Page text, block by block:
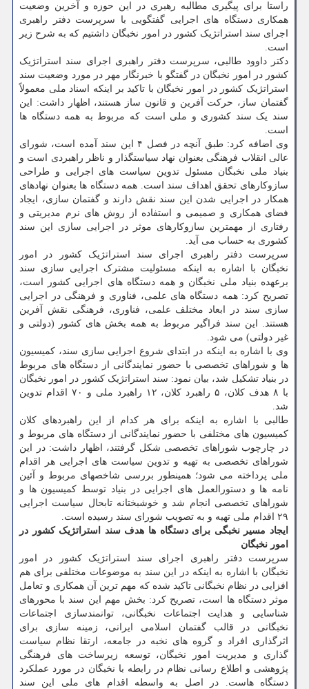
راستا برای پیگیری مطالبه رهبری در این حوزه و آخرین وضعیت
همکاری دستگاه های اجرایی گفتگویی با سرپرست دفتر راهبری
اجرای سند استراتژیک کشور در امور نخبگان داشتیم که به شرح زیر
است.
دکتر داوود طالبی، سرپرست دفتر راهبری اجرای سند استراتژیک
کشور در امور نخبگان در گفتگو با خبرنگار مهر در مورد وضعیت سند
استراتژیک کشور در امور نخبگان با تاکید بر اینکه اسناد ملی معمولاً
گفتمان ساز، حرکت آفرین و قانون ساز هستند، اظهار داشت: این
سند یک سند کشوری و ملی است که مربوط به همه دستگاه ها
است.
وی اضافه کرد: طبق آنچه در فصل ۴ این سند آمده است، شورای
عالی انقلاب فرهنگی بعنوان نهاد سیاستگذار و ناظر راهبردی است و
بنیاد ملی نخبگان مسئول تدوین سیاست های اجرایی و طراحی
سازوکارهای تحقق اهداف سند است. همه دستگاه ها بعنوان نهادهای
همکار در اجرایی شدن این سند نقش دارند و گفتمان سازی، ایجاد
فضای همکاری و صمیمی و استفاده از روش های نرم مدیریتی و
رفتاری از مهمترین سازوکارهای موثر در اجرایی سازی این سند
کشوری به حساب می آید.
سرپرست دفتر راهبری اجرای سند استراتژیک کشور در امور
نخبگان با اشاره به اینکه مسئولیت مشترک اجرایی سازی سند
برعهده بنیاد ملی نخبگان و همه دستگاه های اجرایی کشور است،
تصریح کرد: همه دستگاه های علمی، فناوری و فرهنگی در اجرایی
سازی سند در ابعاد مختلف علمی، فناوری، فرهنگی نقش آفرین
هستند. این سند فراگیر مربوط به همه بخش های کشور (دولتی و
غیر دولتی) می شود.
وی با اشاره به اینکه در ابتدای شروع اجرایی سازی سند، کمیسیون
ها و شوراهای تخصصی با حضور نمایندگانی از دستگاه های مربوط
در بنیاد تشکیل شد، بیان نمود: سند استراتژیک کشور در امور نخبگان
با ۸ هدف کلان، ۵ راهبرد کلان، ۱۲ راهبرد ملی و ۷۰ اقدام تدوین
شد.
طالبی با اشاره به اینکه برای هر کدام از این راهبردهای کلان
کمیسیون های مختلفی با حضور نمایندگانی از دستگاه های مربوط و
در چارچوب شوراهای تخصصی شکل گرفتند، اظهار داشت: در این
شوراهای تخصصی به تهیه و تدوین سیاست های اجرایی هر اقدام
ملی پرداخته می شود؛ همینطور بررسی شاخصهای مربوط و آئین
نامه ها و دستورالعمل های اجرایی در بنیاد توسط کمیسیون ها و
شوراهای تخصصی انجام شد و خوشبختانه تابحال سیاست اجرایی
۲۹ اقدام ملی تهیه و به تصویب شورای سند رسیده است.
ایجاد مسیر نخبگی برای دستگاه ها هدف سند استراتژیک کشور در
امور نخبگان
سرپرست دفتر راهبری اجرای سند استراتژیک کشور در امور
نخبگان با اشاره به اینکه در این سند به موضوعات مختلفی برای هم
افزایی در نظام نخبگانی تاکید شده که مهم ترین آن همکاری و تعامل
موثر دستگاه ها است، تصریح کرد: بخش مهم این سند با محورهای
شناسایی و هدایت اجتماعات نخبگانی، توانمندسازی اجتماعات
نخبگانی در قالب گفتمان اسلامی ایرانی، زمینه سازی برای
اثرگذاری افراد و گروه های نخبه در جامعه، ارتقا نظام سیاست
گذاری و مدیریت امور نخبگان، توسعه زیرساخت های فرهنگی
پژوهشی و اطلاع رسانی نظام در رابطه با نخبگان در مورد عملکرد
دستگاه هاست. در اصل به واسطه اقدام های ملی این سند